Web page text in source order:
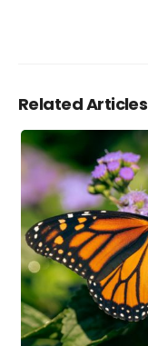
Related Articles